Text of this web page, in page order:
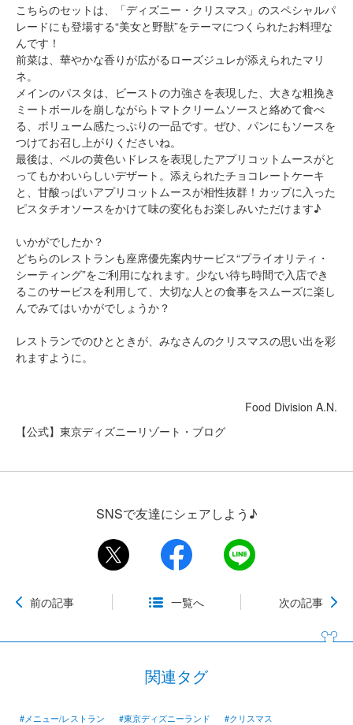
こちらのセットは、「ディズニー・クリスマス」のスペシャルパ
レードにも登場する“美女と野獣”をテーマにつくられたお料理な
んです！
前菜は、華やかな香りが広がるローズジュレが添えられたマリ
ネ。
メインのパスタは、ビーストの力強さを表現した、大きな粗挽き
ミートボールを崩しながらトマトクリームソースと絡めて食べ
る、ボリューム感たっぷりの一品です。ぜひ、パンにもソースを
つけてお召し上がりくださいね。
最後は、ベルの黄色いドレスを表現したアプリコットムースがと
ってもかわいらしいデザート。添えられたチョコレートケーキ
と、甘酸っぱいアプリコットムースが相性抜群！カップに入った
ピスタチオソースをかけて味の変化もお楽しみいただけます♪
いかがでしたか？
どちらのレストランも座席優先案内サービス“プライオリティ・
シーティング”をご利用になれます。少ない待ち時間で入店でき
るこのサービスを利用して、大切な人との食事をスムーズに楽し
んでみてはいかがでしょうか？
レストランでのひとときが、みなさんのクリスマスの思い出を彩
れますように。
Food Division A.N.
【公式】東京ディズニーリゾート・ブログ
SNSで友達にシェアしよう♪
前の記事 一覧へ 次の記事
関連タグ
#メニュー/レストラン #東京ディズニーランド #クリスマス